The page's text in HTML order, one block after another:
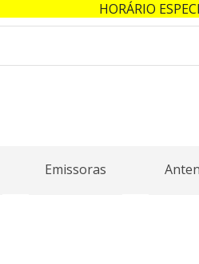
Emissoras
HORÁRIO